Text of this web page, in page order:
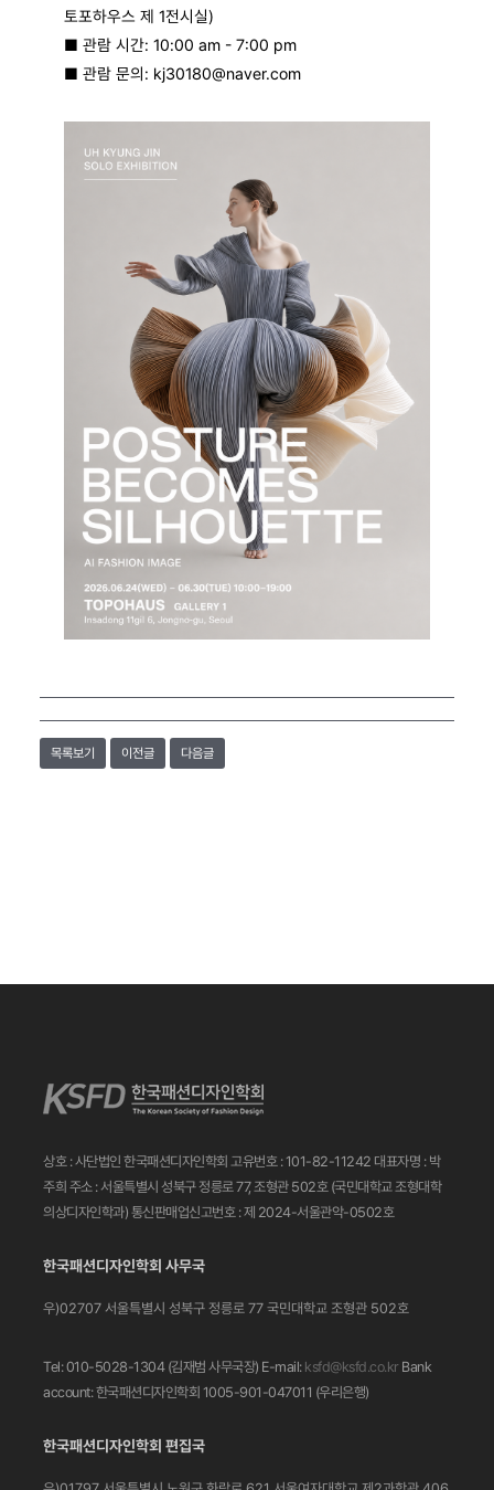
토포하우스 제 1전시실)
■ 관람 시간: 10:00 am - 7:00 pm
■ 관람 문의: kj30180@naver.com
목록보기 이전글 다음글
상호 : 사단법인 한국패션디자인학회 고유번호 : 101-82-11242 대표자명 : 박
주희 주소 : 서울특별시 성북구 정릉로 77, 조형관 502호 (국민대학교 조형대학
의상디자인학과) 통신판매업신고번호 : 제 2024-서울관악-0502호
한국패션디자인학회 사무국
우)02707 서울특별시 성북구 정릉로 77 국민대학교 조형관 502호
Tel: 010-5028-1304 (김재범 사무국장) E-mail: ksfd@ksfd.co.kr Bank
account: 한국패션디자인학회 1005-901-047011 (우리은행)
한국패션디자인학회 편집국